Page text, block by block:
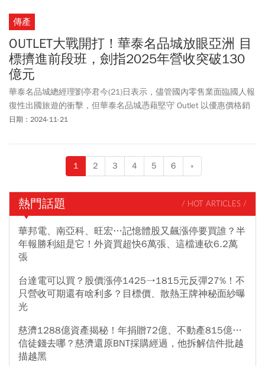
傳產
OUTLET大戰開打！華泰名品城放眼亞洲 目
標擠進前段班，劍指2025年營收突破130
億元
華泰名品城總經理劉亭君今(21)日表示，儘管國內零售業面臨國人報
復性出國旅遊的衝擊，但華泰名品城憑藉堅守 Outlet 以優惠價格銷
售時尚精品的策略，持續引進國際知名品牌和熱門商品，今年營收
日期：2024-11-21
1 2 3 4 5 6 »
熱門話題 / HOT ARTICLES /
華邦電、南亞科、旺宏…記憶體股又飆漲停要買誰？半
年報勝利組是它！外資買超快6萬張、這檔連砍6.2萬
張
台達電可以買？股價漲停1425→1815元反彈27%！不
只營收可期還有啥利多？目標價、散熱王牌神秘面紗曝
光
慈濟1288億資產揭秘！年捐贈72億、不動產815億…
信徒錢去哪？慈濟還原BNT採購經過，他拆解信件批越
描越黑